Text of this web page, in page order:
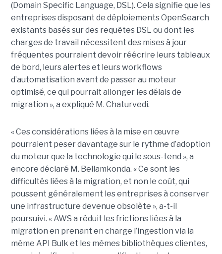
(Domain Specific Language, DSL). Cela signifie que les
entreprises disposant de déploiements OpenSearch
existants basés sur des requêtes DSL ou dont les
charges de travail nécessitent des mises à jour
fréquentes pourraient devoir réécrire leurs tableaux
de bord, leurs alertes et leurs workflows
d’automatisation avant de passer au moteur
optimisé, ce qui pourrait allonger les délais de
migration », a expliqué M. Chaturvedi.
« Ces considérations liées à la mise en œuvre
pourraient peser davantage sur le rythme d’adoption
du moteur que la technologie qui le sous-tend », a
encore déclaré M. Bellamkonda. « Ce sont les
difficultés liées à la migration, et non le coût, qui
poussent généralement les entreprises à conserver
une infrastructure devenue obsolète », a-t-il
poursuivi. « AWS a réduit les frictions liées à la
migration en prenant en charge l’ingestion via la
même API Bulk et les mêmes bibliothèques clientes,